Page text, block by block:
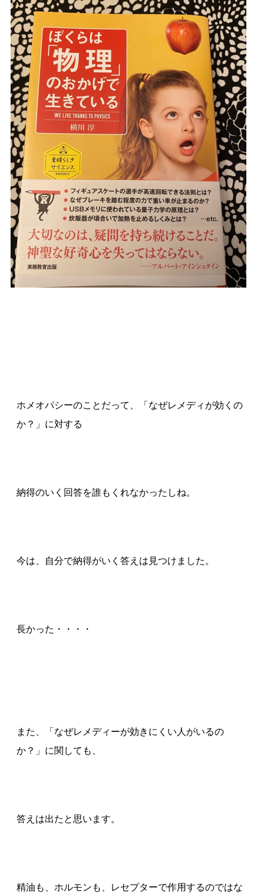
ホメオパシーのことだって、「なぜレメディが効くの
か？」に対する
納得のいく回答を誰もくれなかったしね。
今は、自分で納得がいく答えは見つけました。
長かった・・・・
また、「なぜレメディーが効きにくい人がいるの
か？」に関しても、
答えは出たと思います。
精油も、ホルモンも、レセプターで作用するのではな